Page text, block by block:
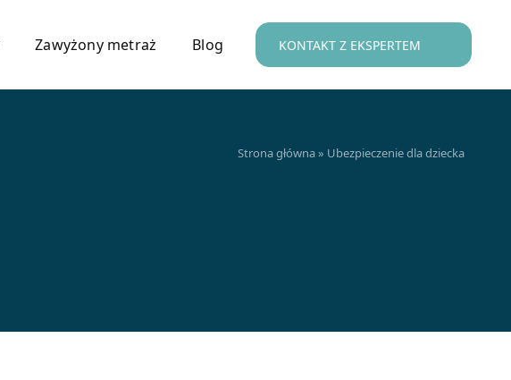
Zawyżony metraż Blog KONTAKT Z EKSPERTEM
Strona główna» Ubezpieczenie dla dziecka